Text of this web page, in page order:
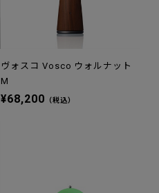
ヴォスコ Vosco ウォルナット
M
¥68,200 （税込）